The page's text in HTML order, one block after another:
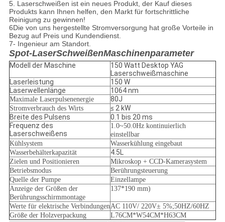
5. Laserschweißen ist ein neues Produkt, der Kauf dieses
Produkts kann Ihnen helfen, den Markt für fortschrittliche
Reinigung zu gewinnen!
6Die von uns hergestellte Stromversorgung hat große Vorteile in
Bezug auf Preis und Kundendienst.
7- Ingenieur am Standort.
Spot-LaserSchweißenMaschinenparameter
Modell der Maschine
150 Watt Desktop YAG
Laserschweißmaschine
Laserleistung
150 W
Laserwellenlänge
1064 nm
Maximale Laserpulsenenergie 80J
Stromverbrauch des Wirts
≤ 2 kW
Breite des Pulsens
0.1 bis 20 ms
Frequenz des
Laserschweißens
1.0~50.0Hz kontinuierlich
einstellbar
Kühlsystem
Wasserkühlung eingebaut
Wasserbehälterkapazität
4.5L
Zielen und Positionieren
Mikroskop + CCD-Kamerasystem
Betriebsmodus
Berührungsteuerung
Quelle der Pumpe
Einzellampe
Anzeige der Größen der
Berührungsschirmmontage
137*190 mm)
Werte für elektrische VerbindungenAC 110V/ 220V± 5%;50HZ/60HZ
Größe der Holzverpackung
L76CM*W54CM*H63CM